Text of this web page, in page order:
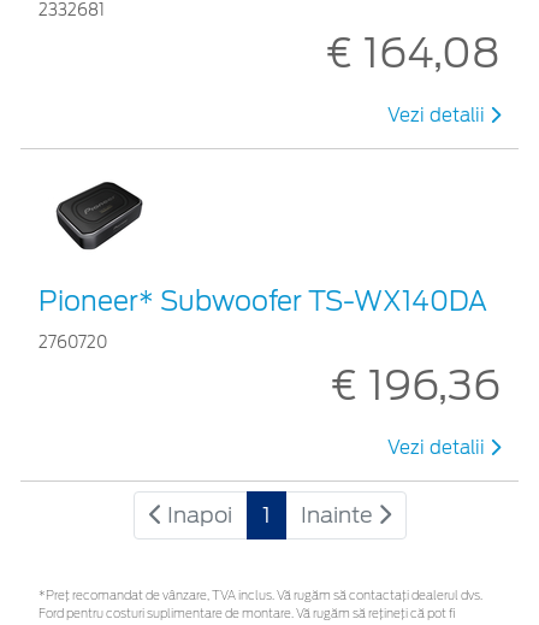
2332681
€ 164,08
Vezi detalii
Pioneer* Subwoofer TS-WX140DA
2760720
€ 196,36
Vezi detalii
Inapoi 1 Inainte
*Preţ recomandat de vânzare, TVA inclus. Vă rugăm să contactaţi dealerul dvs.
Ford pentru costuri suplimentare de montare. Vă rugăm să rețineți că pot fi